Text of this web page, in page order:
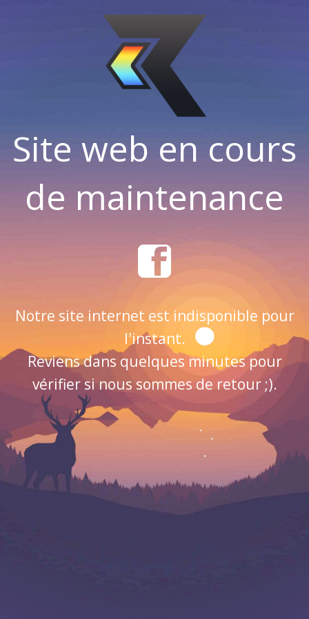
Site web en cours
de maintenance
Notre site internet est indisponible pour
l'instant.
Reviens dans quelques minutes pour
vérifier si nous sommes de retour ;).